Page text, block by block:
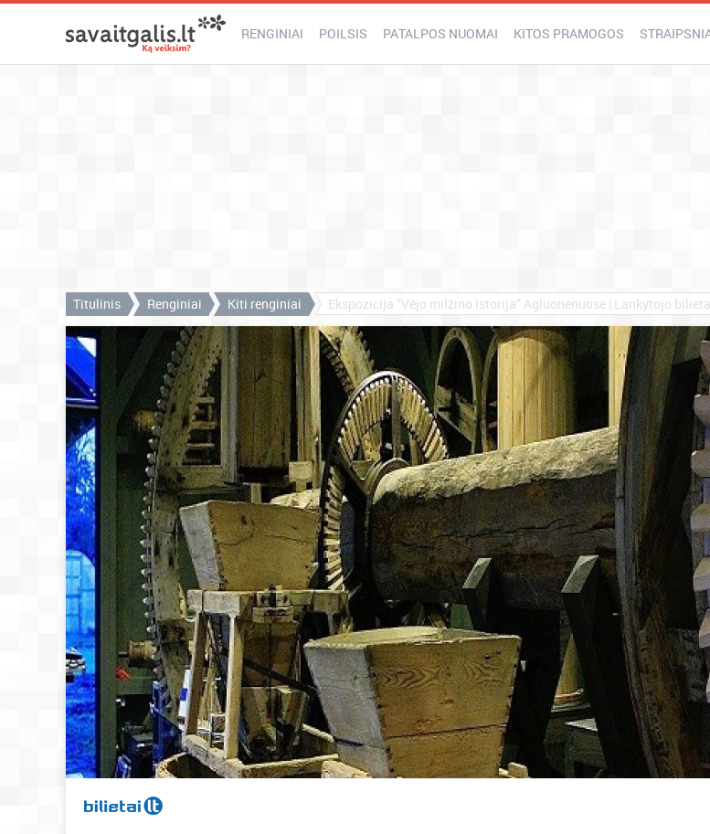
RENGINIAI POILSIS PATALPOS NUOMAI KITOS PRAMOGOS
Titulinis Renginiai Kiti renginiai Ekspozicija ”Vėjo milžino istorija” Agluonėnuose | Lankytojo